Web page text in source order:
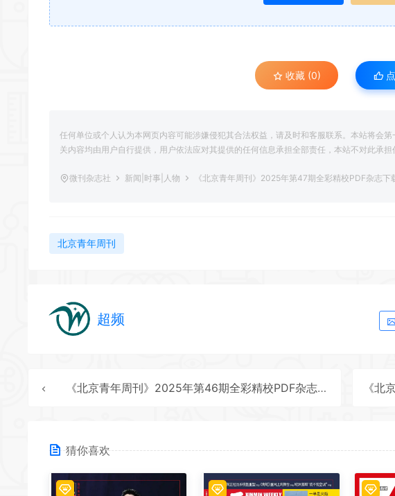
收藏 (0)
任何单位或个人认为本网页内容可能涉嫌侵犯其合法权益，请及时和客服联系。本站将会
关内容均由用户自行提供，用户依法应对其提供的任何信息承担全部责任，本站不对此承担
微刊杂志社 新闻|时事|人物 《北京青年周刊》2025年第47期全彩精校PDF杂志下
北京青年周刊
超频
《北京青年周刊》2025年第46期全彩精校PDF杂志下载
猜你喜欢